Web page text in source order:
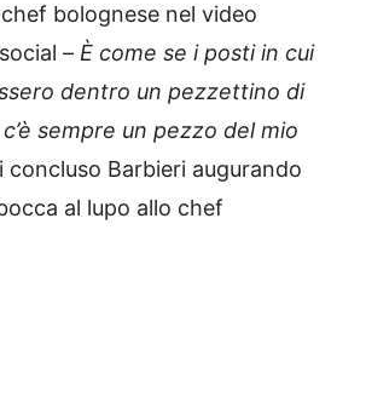
bolognese nel video
– È come se i posti in cui
dentro un pezzettino di
sempre un pezzo del mio
concluso Barbieri augurando
al lupo allo chef